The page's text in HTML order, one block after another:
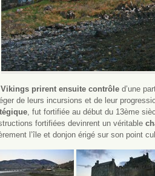
Vikings prirent ensuite contrôle d’une
de leurs incursions et de leur
, fut fortifiée au début du 13ème
fortifiées devinrent un véritable
l’île et donjon érigé sur son point